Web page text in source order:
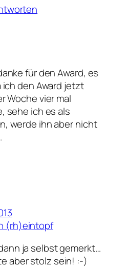
für den Award, es
ich den Award jetzt
Woche vier mal
sehe ich es als
werde ihn aber nicht
(rh)eintopf
ja selbst gemerkt…
aber stolz sein! :-)